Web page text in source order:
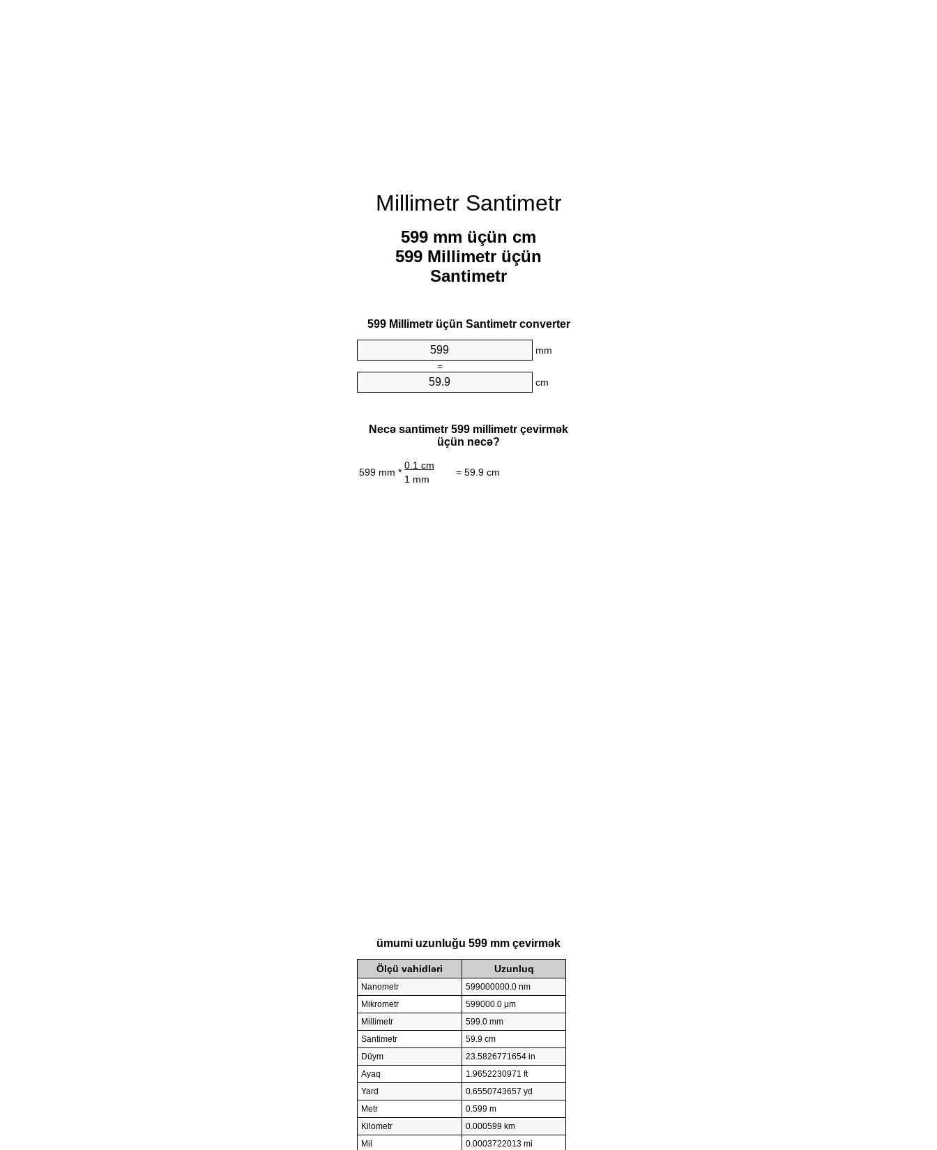
Millimetr Santimetr
599 mm üçün cm
599 Millimetr üçün
Santimetr
599 Millimetr üçün Santimetr converter
mm
=
cm
Necə santimetr 599 millimetr çevirmək
üçün necə?
599 mm *
0.1 cm
= 59.9 cm
1 mm
ümumi uzunluğu 599 mm çevirmək
Ölçü vahidləri Uzunluq
Nanometr
599000000.0 nm
Mikrometr
599000.0 µm
Millimetr
599.0 mm
Santimetr
59.9 cm
Düym
23.5826771654 in
Ayaq
1.9652230971 ft
Yard
0.6550743657 yd
Metr
0.599 m
Kilometr
0.000599 km
Mil
0.0003722013 mi